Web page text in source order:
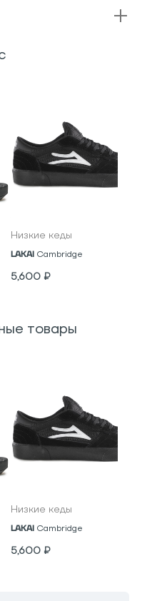
Низкие кеды
LAKAI Cambridge
5,600 ₽
товары
Низкие кеды
LAKAI Cambridge
5,600 ₽